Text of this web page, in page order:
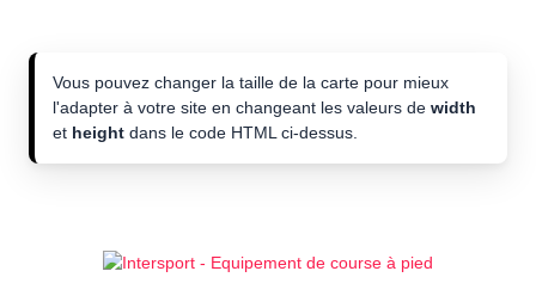
Vous pouvez changer la taille de la carte pour mieux
l'adapter à votre site en changeant les valeurs de width
et height dans le code HTML ci-dessus.